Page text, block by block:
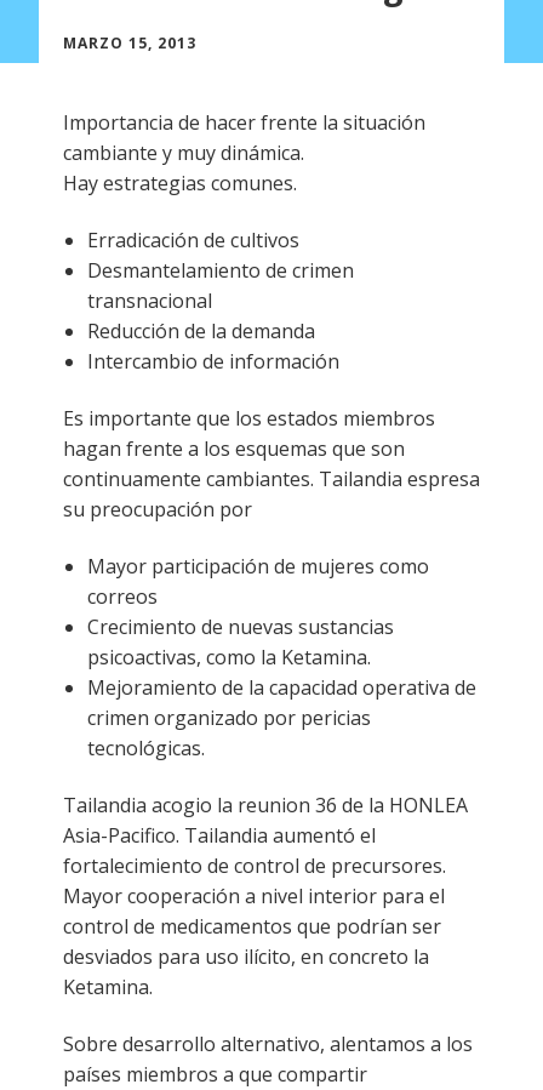
MARZO 15, 2013
Importancia de hacer frente la situación
cambiante y muy dinámica.
Hay estrategias comunes.
Erradicación de cultivos
Desmantelamiento de crimen
transnacional
Reducción de la demanda
Intercambio de información
Es importante que los estados miembros
hagan frente a los esquemas que son
continuamente cambiantes. Tailandia espresa
su preocupación por
Mayor participación de mujeres como
correos
Crecimiento de nuevas sustancias
psicoactivas, como la Ketamina.
Mejoramiento de la capacidad operativa de
crimen organizado por pericias
tecnológicas.
Tailandia acogio la reunion 36 de la HONLEA
Asia-Pacifico. Tailandia aumentó el
fortalecimiento de control de precursores.
Mayor cooperación a nivel interior para el
control de medicamentos que podrían ser
desviados para uso ilícito, en concreto la
Ketamina.
Sobre desarrollo alternativo, alentamos a los
países miembros a que compartir